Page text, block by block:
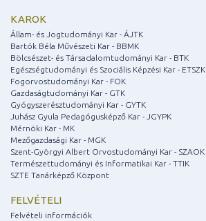
KAROK
Állam- és Jogtudományi Kar - ÁJTK
Bartók Béla Művészeti Kar - BBMK
Bölcsészet- és Társadalomtudományi Kar - BTK
Egészségtudományi és Szociális Képzési Kar - ETSZK
Fogorvostudományi Kar - FOK
Gazdaságtudományi Kar - GTK
Gyógyszerésztudományi Kar - GYTK
Juhász Gyula Pedagógusképző Kar - JGYPK
Mérnöki Kar - MK
Mezőgazdasági Kar - MGK
Szent-Györgyi Albert Orvostudományi Kar - SZAOK
Természettudományi és Informatikai Kar - TTIK
SZTE Tanárképző Központ
FELVÉTELI
Felvételi információk